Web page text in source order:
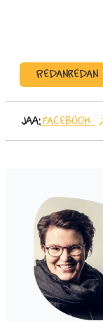
Redanredan
Jaa:Facebook